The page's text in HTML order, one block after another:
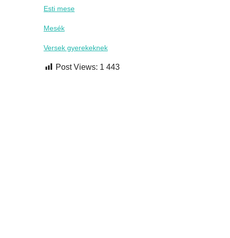
Esti mese
Mesék
Versek gyerekeknek
Post Views: 1 443